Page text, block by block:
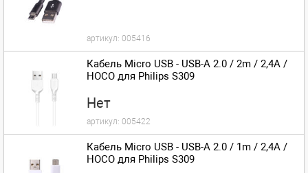
артикул: 005416
Кабель Micro USB - USB-A 2.0 / 2m / 2,4A /
HOCO для Philips S309
Нет
артикул: 005422
Кабель Micro USB - USB-A 2.0 / 1m / 2,4A /
HOCO для Philips S309